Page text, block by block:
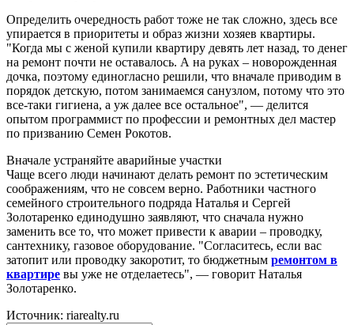
Определить очередность работ тоже не так сложно, здесь все
упирается в приоритеты и образ жизни хозяев квартиры.
"Когда мы с женой купили квартиру девять лет назад, то денег
на ремонт почти не оставалось. А на руках – новорожденная
дочка, поэтому единогласно решили, что вначале приводим в
порядок детскую, потом занимаемся санузлом, потому что это
все-таки гигиена, а уж далее все остальное", — делится
опытом программист по профессии и ремонтных дел мастер
по призванию Семен Рокотов.
Вначале устраняйте аварийные участки
Чаще всего люди начинают делать ремонт по эстетическим
соображениям, что не совсем верно. Работники частного
семейного строительного подряда Наталья и Сергей
Золотаренко единодушно заявляют, что сначала нужно
заменить все то, что может привести к аварии – проводку,
сантехнику, газовое оборудование. "Согласитесь, если вас
затопит или проводку закоротит, то бюджетным ремонтом в
квартире вы уже не отделаетесь", — говорит Наталья
Золотаренко.
Источник: riarealty.ru